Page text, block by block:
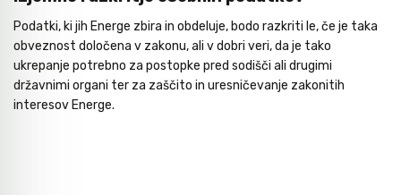
Podatki, ki jih Energe zbira in obdeluje, bodo razkriti le, če je taka
obveznost določena v zakonu, ali v dobri veri, da je tako
ukrepanje potrebno za postopke pred sodišči ali drugimi
državnimi organi ter za zaščito in uresničevanje zakonitih
interesov Energe.
Svetila
Avtomobilsko orodje